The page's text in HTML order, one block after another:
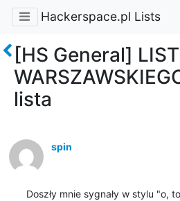
Hackerspace.pl Lists
[HS General]
lista
spin
Doszły mnie sygnały w stylu "o,